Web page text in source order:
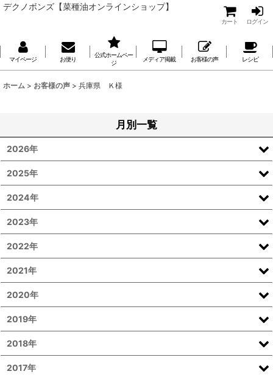
デクノボンズ【菜種油オンラインショップ】
カート ログイン
マイページ お便り
公式ホームペー
ジ
メディア掲載 お客様の声 レシピ
ホーム > お客様の声 > 兵庫県 Ｋ様
月別一覧
2026年
2025年
2024年
2023年
2022年
2021年
2020年
2019年
2018年
2017年